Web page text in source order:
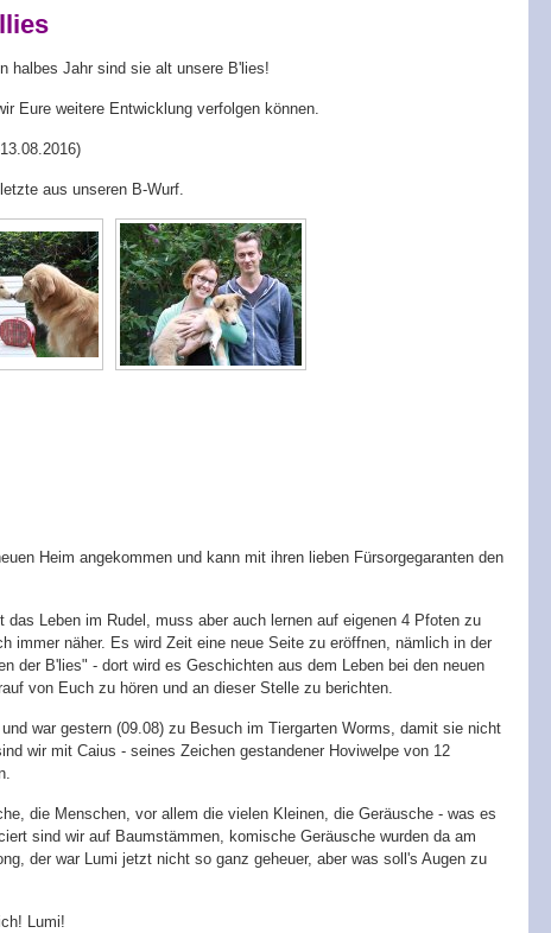
halbes Jahr sind sie alt unsere B'lies!
Eure weitere Entwicklung verfolgen können.
aus unseren B-Wurf.
Heim angekommen und kann mit ihren lieben Fürsorgegaranten den
Leben im Rudel, muss aber auch lernen auf eigenen 4 Pfoten zu
immer näher. Es wird Zeit eine neue Seite zu eröffnen, nämlich in der
der B'lies" - dort wird es Geschichten aus dem Leben bei den neuen
von Euch zu hören und an dieser Stelle zu berichten.
war gestern (09.08) zu Besuch im Tiergarten Worms, damit sie nicht
wir mit Caius - seines Zeichen gestandener Hoviwelpe von 12
die Menschen, vor allem die vielen Kleinen, die Geräusche - was es
sind wir auf Baumstämmen, komische Geräusche wurden da am
der war Lumi jetzt nicht so ganz geheuer, aber was soll's Augen zu
Lumi!